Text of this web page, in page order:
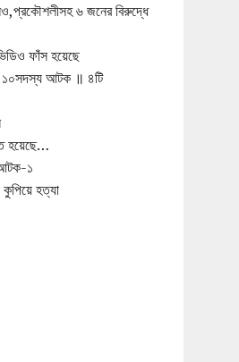
৬ জনের বিরুদ্ধে
ফাঁস হয়েছে
১০সদস্য আটক ॥ ৪টি
হয়েছে…
আটক-১
হত্যা